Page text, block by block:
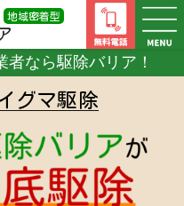
地域密着型
者なら駆除バリア！
イグマ
業者
グマ駆除